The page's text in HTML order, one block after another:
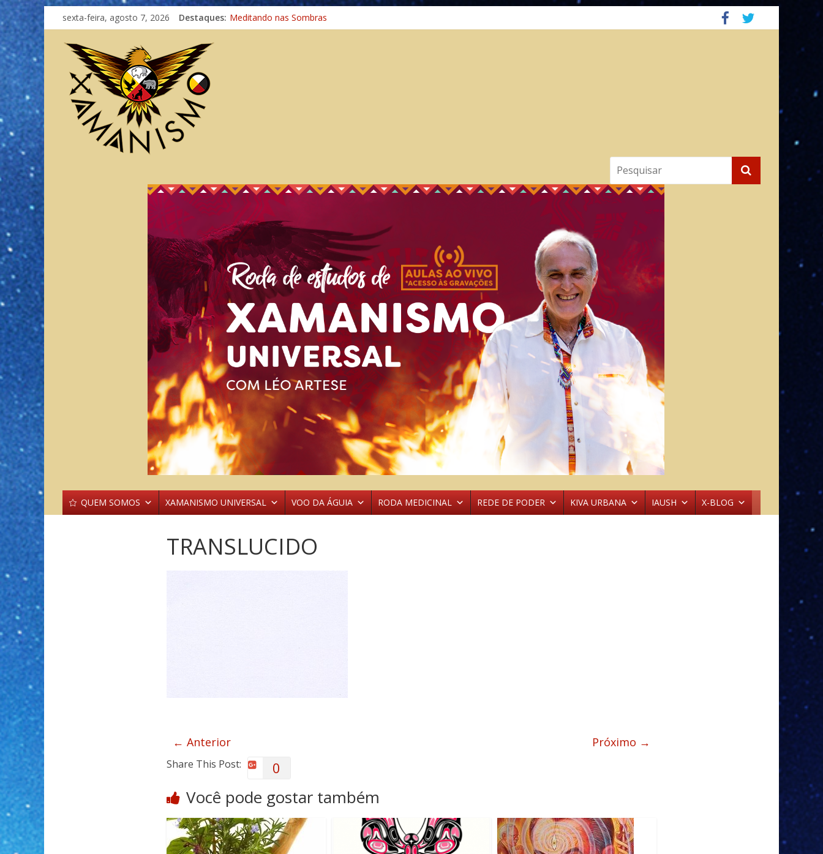
sexta-feira, agosto 7, 2026 Destaques: Meditando nas Sombras
Autosuficiência: A Jornada do Espírito Ancestral
QUEM SOMOS XAMANISMO UNIVERSAL VOO DA ÁGUIA RODA MEDICINAL REDE DE PODER KIVA URBANA IAUSH X-BLOG
TRANSLUCIDO
← Anterior Próximo →
Share This Post: 0
Você pode gostar também